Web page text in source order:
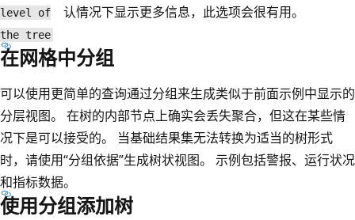
level of
the tree
认情况下显示更多信息，此选项会很有用。
在网格中分组
可以使用更简单的查询通过分组来生成类似于前面示例中显示的
分层视图。 在树的内部节点上确实会丢失聚合，但这在某些情
况下是可以接受的。 当基础结果集无法转换为适当的树形式
时，请使用“分组依据”生成树状视图。 示例包括警报、运行状况
和指标数据。
使用分组添加树